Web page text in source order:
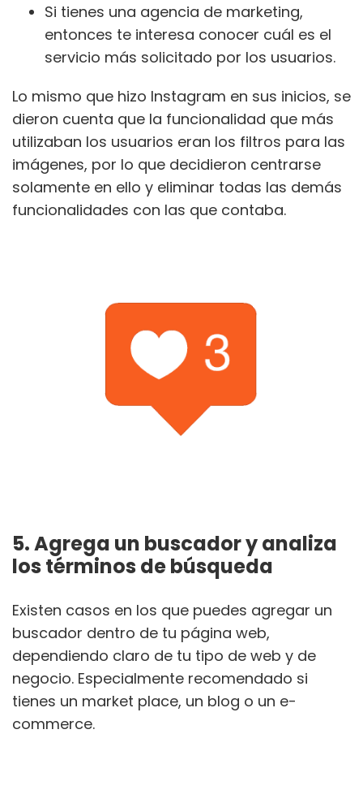
Si tienes una agencia de marketing,
entonces te interesa conocer cuál es el
servicio más solicitado por los usuarios.
Lo mismo que hizo Instagram en sus inicios, se
dieron cuenta que la funcionalidad que más
utilizaban los usuarios eran los filtros para las
imágenes, por lo que decidieron centrarse
solamente en ello y eliminar todas las demás
funcionalidades con las que contaba.
5. Agrega un buscador y analiza
los términos de búsqueda
Existen casos en los que puedes agregar un
buscador dentro de tu página web,
dependiendo claro de tu tipo de web y de
negocio. Especialmente recomendado si
tienes un market place, un blog o un e-
commerce.